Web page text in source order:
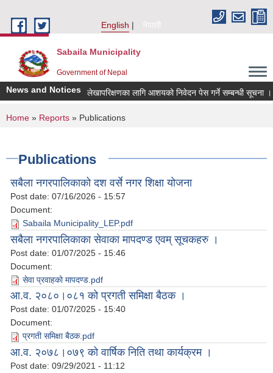
English
नेपाली
Sabaila Municipality
Government of Nepal
News and Noticesलेखापरिक्षणका लागि आशयको निवेदन पेस गर्ने सम्बन्धी सूचना ।
You are here
Home » Reports » Publications
Publications
सबैला नगरपालिकाको दश वर्से नगर शिक्षा योजना
Post date: 07/16/2026 - 15:57
Document:
Sabaila Municipality_LEP.pdf
सबैला नगरपालिकाका सेवाका मापदण्ड एवम् सूचकहरु ।
Post date: 01/07/2025 - 15:46
Document:
सेवा प्रवाहको मापदण्ड.pdf
आ.व. २०८०।०८१ को प्रगती समिक्षा बैठक ।
Post date: 01/07/2025 - 15:40
Document:
प्रगती समिक्षा बैठक.pdf
आ.व. २०७८।०७९ को वार्षिक निति तथा कार्यक्रम ।
Post date: 09/29/2021 - 11:12